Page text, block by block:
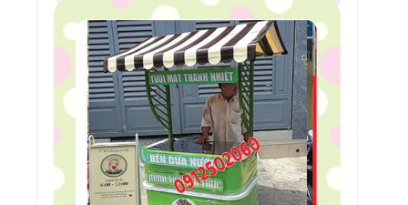
Xe Ban Hang Take Away Gia Re Tphcm